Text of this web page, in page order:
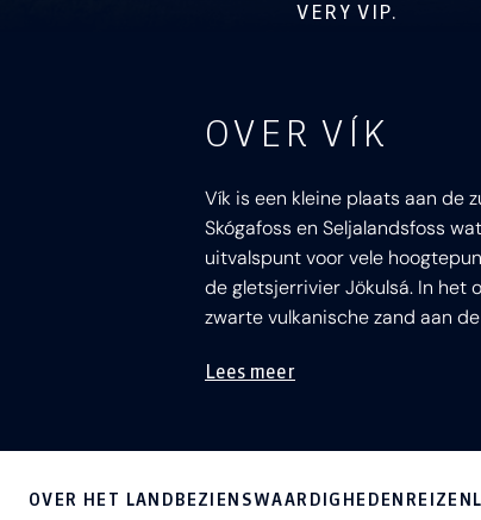
VERY VIP.
OVER VÍK
Vík is een kleine plaats aan de
Skógafoss en Seljalandsfoss
uitvalspunt voor vele
de gletsjerrivier Jökulsá. In het
zwarte vulkanische zand aan
Lees meer
OVER HET LANDBEZIENSWAARDIGHEDEN REIZEN